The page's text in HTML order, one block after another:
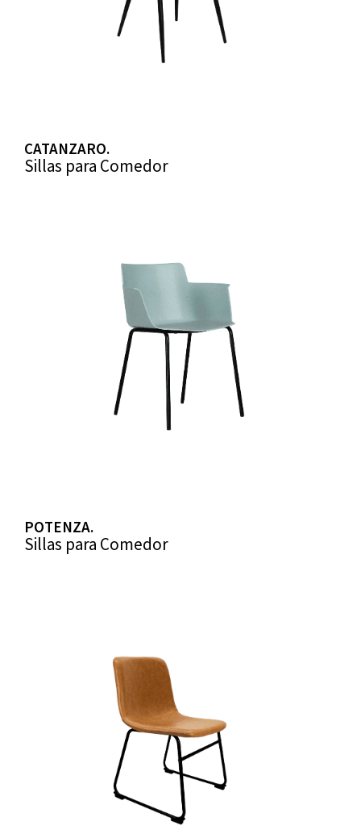
CATANZARO.
Sillas para Comedor
POTENZA.
Sillas para Comedor